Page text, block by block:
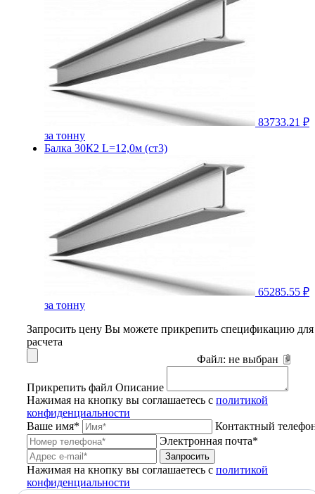
83733.21 ₽
за тонну
Балка 30К2 L=12,0м (ст3)
65285.55 ₽
за тонну
Запросить цену Вы можете прикрепить спецификацию для
расчета
Файл: не выбран
Прикрепить файл Описание
Нажимая на кнопку вы соглашаетесь с политикой
конфиденциальности
Ваше имя*
Контактный
Электронная почта*
Запросить
Нажимая на кнопку вы соглашаетесь с политикой
конфиденциальности